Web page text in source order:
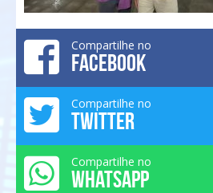
Compartilhe no
FACEBOOK
Compartilhe no
TWITTER
Compartilhe no
WHATSAPP